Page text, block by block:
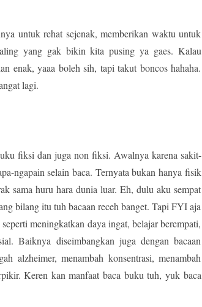
untuk rehat sejenak, memberikan waktu untuk
yang gak bikin kita pusing ya gaes. Kalau
enak, yaaa boleh sih, tapi takut boncos hahaha.
lagi.
fiksi dan juga non fiksi. Awalnya karena sakit-
ngapain selain baca. Ternyata bukan hanya fisik
sama huru hara dunia luar. Eh, dulu aku sempat
bilang itu tuh bacaan receh banget. Tapi FYI aja
meningkatkan daya ingat, belajar berempati,
Baiknya diseimbangkan juga dengan bacaan
alzheimer, menambah konsentrasi, menambah
Keren kan manfaat baca buku tuh, yuk baca